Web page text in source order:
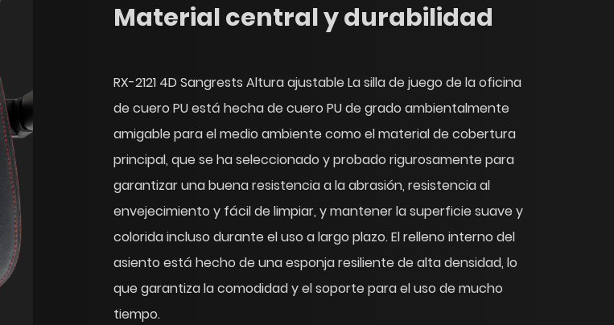
Material central y durabilidad
RX-2121 4D Sangrests Altura ajustable La silla de juego de la oficina
de cuero PU está hecha de cuero PU de grado ambientalmente
amigable para el medio ambiente como el material de cobertura
principal, que se ha seleccionado y probado rigurosamente para
garantizar una buena resistencia a la abrasión, resistencia al
envejecimiento y fácil de limpiar, y mantener la superficie suave y
colorida incluso durante el uso a largo plazo. El relleno interno del
asiento está hecho de una esponja resiliente de alta densidad, lo
que garantiza la comodidad y el soporte para el uso de mucho
tiempo.